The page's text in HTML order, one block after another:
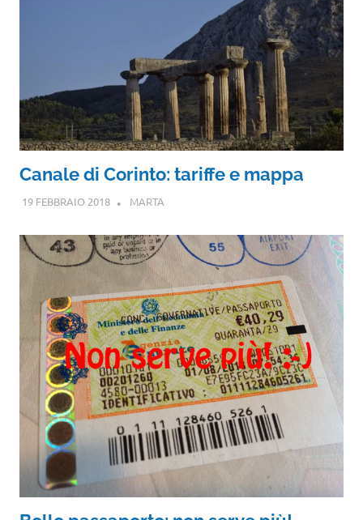
Canale di Corinto: tariffe e mappa
19 FEBBRAIO 2018 MARTA